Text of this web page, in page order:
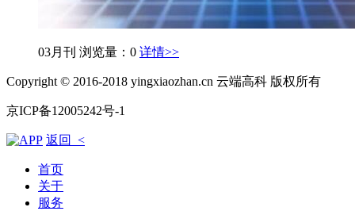
03月刊 浏览量：0 详情>>
Copyright © 2016-2018 yingxiaozhan.cn 云端高科 版权所有
京ICP备12005242号-1
返回 <
首页
关于
服务